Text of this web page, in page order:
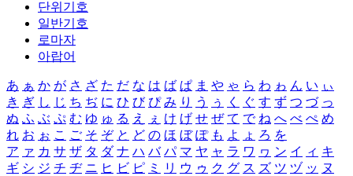
단위기호
일반기호
로마자
아랍어
あ ぁ か が さ ざ た だ な は ば ぱ ま や ゃ ら わ ゎ ん い ぃ
き ぎ し じ ち ぢ に ひ び ぴ み り う ぅ く ぐ す ず つ づ っ
ぬ ふ ぶ ぷ む ゆ ゅ る え ぇ け げ せ ぜ て で ね へ べ ぺ め
れ お ぉ こ ご そ ぞ と ど の ほ ぼ ぽ も よ ょ ろ を
ア ァ カ サ ザ タ ダ ナ ハ バ パ マ ヤ ャ ラ ワ ヮ ン イ ィ キ
ギ シ ジ チ ヂ ニ ヒ ビ ピ ミ リ ウ ゥ ク グ ス ズ ツ ヅ ッ ヌ